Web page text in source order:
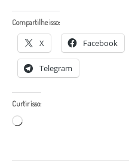
Compartilhe isso:
X Facebook
Telegram
Curtir isso:
Carregando...